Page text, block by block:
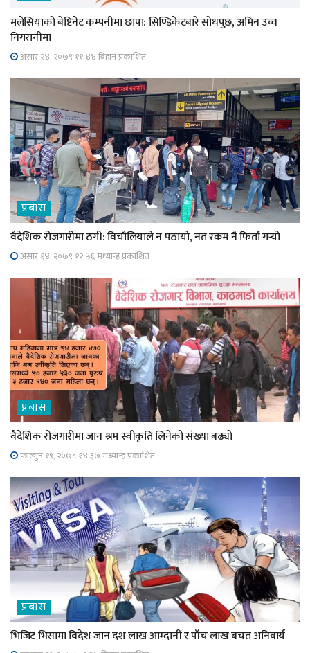
मलेसियाको बेष्टिनेट कम्पनीमा छापा: सिण्डिकेटबारे सोधपुछ, अमिन उच्च
निगरानीमा
असार २४, २०७९ ११;४४ बिहान प्रकाशित
प्रबास
वैदेशिक रोजगारीमा ठगी: विचौलियाले न पठायो, नत रकम नै फिर्ता गर्‍यो
असार १४, २०७९ १२;५६ मध्यान्ह प्रकाशित
प्रबास
वैदेशिक रोजगारीमा जान श्रम स्वीकृति लिनेको संख्या बढ्याे
फाल्गुन १९, २०७८ १४;३७ मध्यान्ह प्रकाशित
प्रबास
भिजिट भिसामा विदेश जान दश लाख आम्दानी र पाँच लाख बचत अनिवार्य